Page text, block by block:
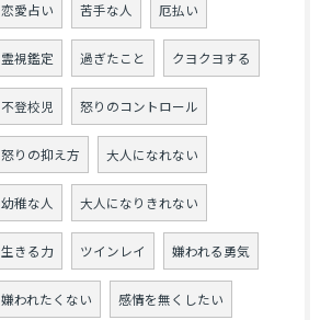
恋愛占い 苦手な人 厄払い
霊視鑑定 過ぎたこと クヨクヨする
不登校児 怒りのコントロール
怒りの抑え方 大人になれない
幼稚な人 大人になりきれない
生きる力 ツインレイ 嫌われる勇気
嫌われたくない 感情を無くしたい